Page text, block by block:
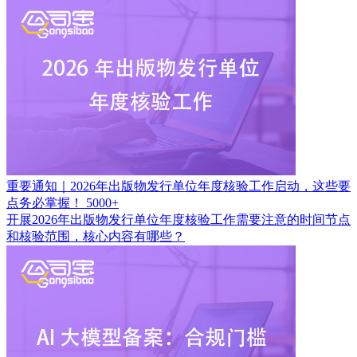
重要通知｜2026年出版物发行单位年度核验工作启动，这些要
点务必掌握！
5000+
开展2026年出版物发行单位年度核验工作需要注意的时间节点
和核验范围，核心内容有哪些？